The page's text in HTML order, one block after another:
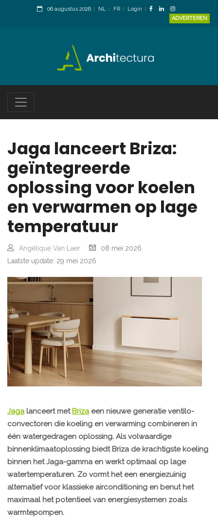
06 augustus 2026 NL FR
Login
ADVERTEREN
Jaga lanceert Briza:
geïntegreerde
oplossing voor koelen
en verwarmen op lage
temperatuur
Angélique Van Laer
08 mei 2026
Laatste update: 29 mei 2026
Jaga lanceert met Briza een nieuwe generatie ventilo-
convectoren die koeling en verwarming combineren in
één watergedragen oplossing. Als volwaardige
binnenklimaatoplossing biedt Briza de krachtigste koeling
binnen het Jaga-gamma en werkt optimaal op lage
watertemperaturen. Zo vormt het een energiezuinig
alternatief voor klassieke airconditioning en benut het
maximaal het potentieel van energiesystemen zoals
warmtepompen.